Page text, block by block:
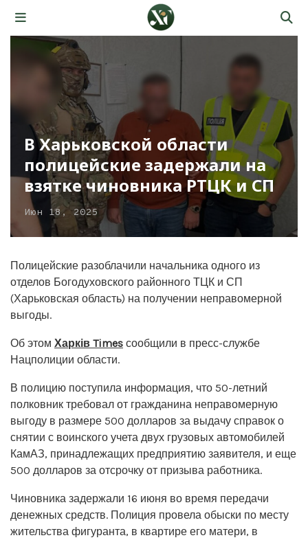
В Харьковской области
полицейские задержали на
взятке чиновника РТЦК и СП
Июн 18, 2025
Полицейские разоблачили начальника одного из
отделов Богодуховского районного ТЦК и СП
(Харьковская область) на получении неправомерной
выгоды.
Об этом Харків Times сообщили в пресс-службе
Нацполиции области.
В полицию поступила информация, что 50-летний
полковник требовал от гражданина неправомерную
выгоду в размере 500 долларов за выдачу справок о
снятии с воинского учета двух грузовых автомобилей
КамАЗ, принадлежащих предприятию заявителя, и еще
500 долларов за отсрочку от призыва работника.
Чиновника задержали 16 июня во время передачи
денежных средств. Полиция провела обыски по месту
жительства фигуранта, в квартире его матери, в